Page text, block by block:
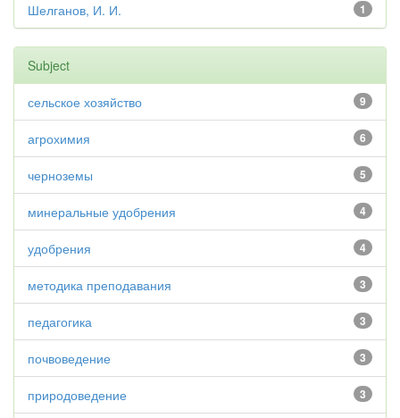
1
Шелганов, И. И.
Subject
9
сельское хозяйство
6
агрохимия
5
черноземы
4
минеральные удобрения
4
удобрения
3
методика преподавания
3
педагогика
3
почвоведение
3
природоведение